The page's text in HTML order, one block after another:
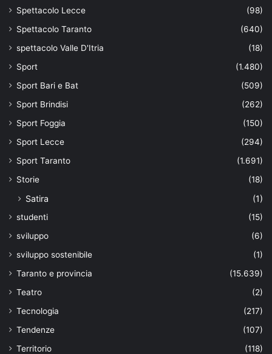
Spettacolo Lecce
(98)
Spettacolo Taranto
(640)
spettacolo Valle D'Itria
(18)
Sport
(1.480)
Sport Bari e Bat
(509)
Sport Brindisi
(262)
Sport Foggia
(150)
Sport Lecce
(294)
Sport Taranto
(1.691)
Storie
(18)
Satira (1)
studenti
(15)
sviluppo
(6)
sviluppo sostenibile
(1)
Taranto e provincia
(15.639)
Teatro
(2)
Tecnologia
(217)
Tendenze
(107)
Territorio
(118)